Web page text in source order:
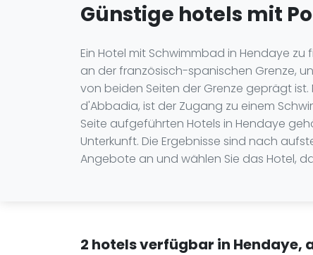
Günstige hotels mit
Ein Hotel mit Schwimmbad in Hendaye
an der französisch-spanischen Grenze,
von beiden Seiten der Grenze geprägt
d'Abbadia, ist der Zugang zu einem
Seite aufgeführten Hotels in Hendaye
Unterkunft. Die Ergebnisse sind nach
Angebote an und wählen Sie das Hotel,
2 hotels verfügbar in Hendaye,